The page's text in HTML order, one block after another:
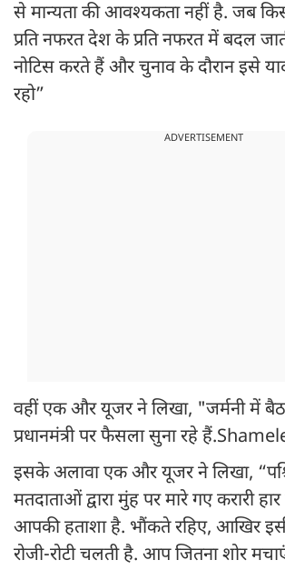
से मान्यता की आवश्यकता नहीं है. जब
प्रति नफरत देश के प्रति नफरत में बदल
नोटिस करते हैं और चुनाव के दौरान इसे
रहो”
ADVERTISEMENT
वहीं एक और यूजर ने लिखा, "जर्मनी में
प्रधानमंत्री पर फैसला सुना रहे
इसके अलावा एक और यूजर ने लिखा,
मतदाताओं द्वारा मुंह पर मारे गए करारी
आपकी हताशा है. भौंकते रहिए, आखिर
रोजी-रोटी चलती है. आप जितना शोर